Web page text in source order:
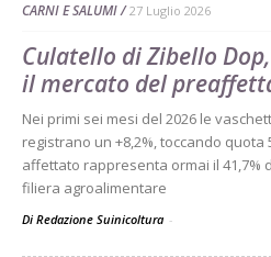
CARNI E SALUMI 27 Luglio 2026
Culatello di Zibello
il mercato del
Nei primi sei mesi del 2026 le
registrano un +8,2%, toccando quota
affettato rappresenta ormai il 41,7%
filiera agroalimentare
Di Redazione Suinicoltura -